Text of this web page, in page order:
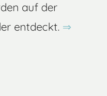
auf der
entdeckt.